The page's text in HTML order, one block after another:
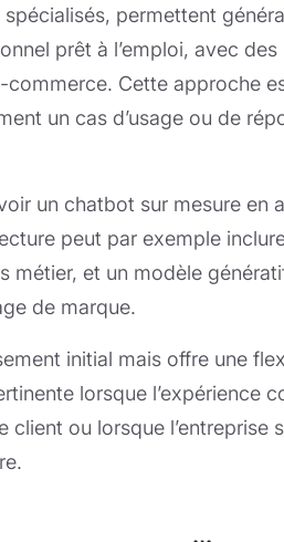
permettent
prêt à l’emploi, avec
Cette approche
un cas d’usage ou de
un chatbot sur mesure en
peut par exemple
métier, et un modèle
de marque.
initial mais offre une
lorsque l’expérience
ou lorsque l’entreprise